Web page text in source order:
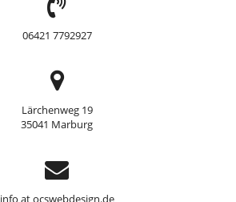
06421 7792927
Adresse
Lärchenweg 19
35041 Marburg
Support
info at ocswebdesign.de